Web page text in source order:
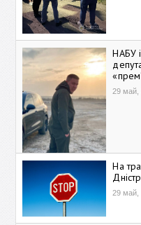
НАБУ
29 май,
На
29 май,